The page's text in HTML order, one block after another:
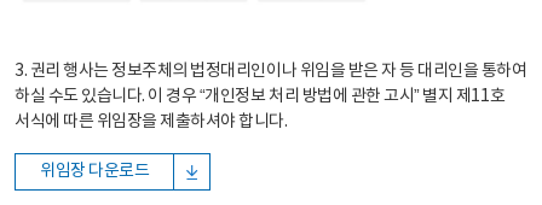
3. 권리 행사는 정보주체의 법정대리인이나 위임을 받은 자 등 대리인을 통하여
하실 수도 있습니다. 이 경우 “개인정보 처리 방법에 관한 고시” 별지 제11호
서식에 따른 위임장을 제출하셔야 합니다.
위임장 다운로드